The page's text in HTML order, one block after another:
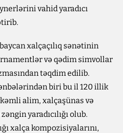
vahid yaradıcı
xalçaçılıq sənətinin
və qədim simvollar
təqdim edilib.
biri bu il 120 illik
alim, xalçaşünas və
yaradıcılığı olub.
xalça kompozisiyalarını,